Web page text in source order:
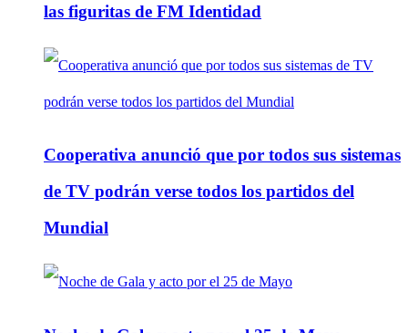
las figuritas de FM Identidad
Cooperativa anunció que por todos sus sistemas
de TV podrán verse todos los partidos del
Mundial